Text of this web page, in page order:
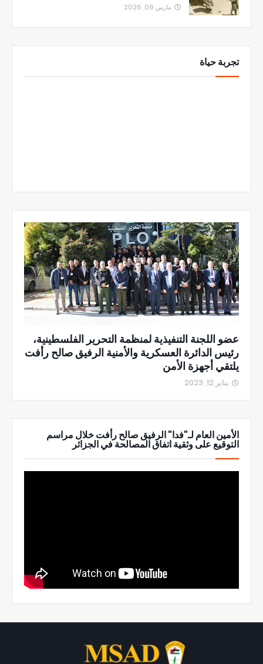
مارس 09, 2026
تجربة حياة
عضو اللجنة التنفيذية لمنظمة التحرير الفلسطينية،
رئيس الدائرة العسكرية والأمنية الرفيق صالح رأفت
يلتقي أجهزة الأمن
يناير 12, 2023
الأمين العام لـ"فدا" الرفيق صالح رأفت خلال مراسم
التوقيع على وثقية اتفاق المصالحة في الجزائر